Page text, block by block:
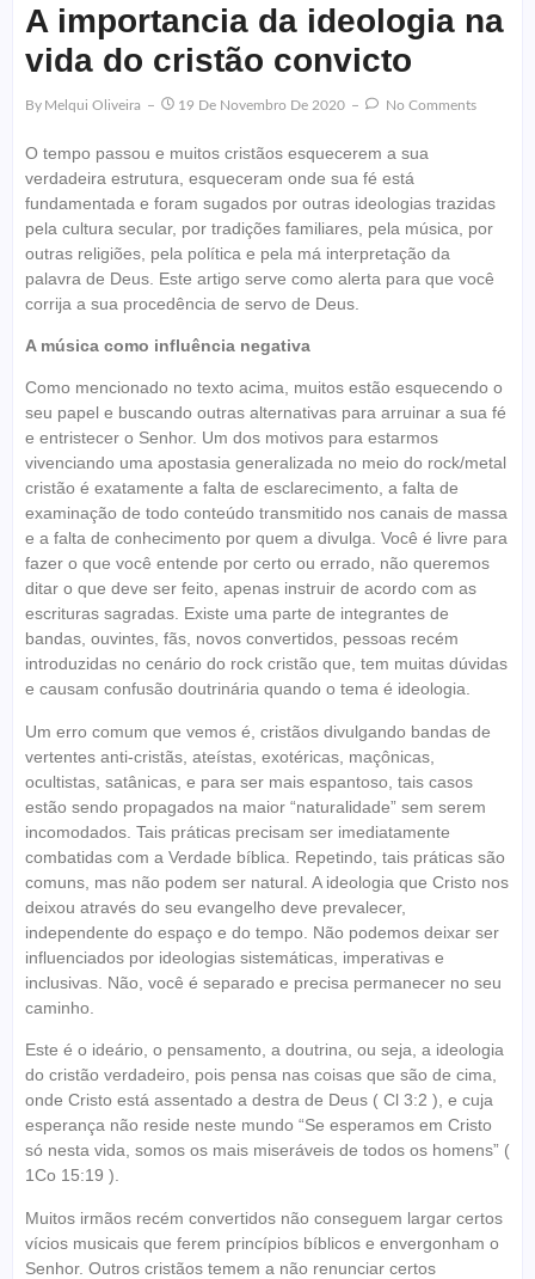
A importancia da ideologia na
vida do cristão convicto
By Melqui Oliveira 19 De Novembro De 2020 No Comments
O tempo passou e muitos cristãos esquecerem a sua
verdadeira estrutura, esqueceram onde sua fé está
fundamentada e foram sugados por outras ideologias trazidas
pela cultura secular, por tradições familiares, pela música, por
outras religiões, pela política e pela má interpretação da
palavra de Deus. Este artigo serve como alerta para que você
corrija a sua procedência de servo de Deus.
A música como influência negativa
Como mencionado no texto acima, muitos estão esquecendo o
seu papel e buscando outras alternativas para arruinar a sua fé
e entristecer o Senhor. Um dos motivos para estarmos
vivenciando uma apostasia generalizada no meio do rock/metal
cristão é exatamente a falta de esclarecimento, a falta de
examinação de todo conteúdo transmitido nos canais de massa
e a falta de conhecimento por quem a divulga. Você é livre para
fazer o que você entende por certo ou errado, não queremos
ditar o que deve ser feito, apenas instruir de acordo com as
escrituras sagradas. Existe uma parte de integrantes de
bandas, ouvintes, fãs, novos convertidos, pessoas recém
introduzidas no cenário do rock cristão que, tem muitas dúvidas
e causam confusão doutrinária quando o tema é ideologia.
Um erro comum que vemos é, cristãos divulgando bandas de
vertentes anti-cristãs, ateístas, exotéricas, maçônicas,
ocultistas, satânicas, e para ser mais espantoso, tais casos
estão sendo propagados na maior “naturalidade” sem serem
incomodados. Tais práticas precisam ser imediatamente
combatidas com a Verdade bíblica. Repetindo, tais práticas são
comuns, mas não podem ser natural. A ideologia que Cristo nos
deixou através do seu evangelho deve prevalecer,
independente do espaço e do tempo. Não podemos deixar ser
influenciados por ideologias sistemáticas, imperativas e
inclusivas. Não, você é separado e precisa permanecer no seu
caminho.
Este é o ideário, o pensamento, a doutrina, ou seja, a ideologia
do cristão verdadeiro, pois pensa nas coisas que são de cima,
onde Cristo está assentado a destra de Deus ( Cl 3:2 ), e cuja
esperança não reside neste mundo “Se esperamos em Cristo
só nesta vida, somos os mais miseráveis de todos os homens” (
1Co 15:19 ).
Muitos irmãos recém convertidos não conseguem largar certos
vícios musicais que ferem princípios bíblicos e envergonham o
Senhor. Outros cristãos temem a não renunciar certos